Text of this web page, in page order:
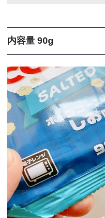
内容量 90g